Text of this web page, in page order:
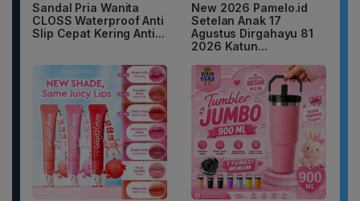
Sandal Pria Wanita
CLOSS Waterproof Anti
Slip Cepat Kering Anti...
New 2026 Pamelo.id
Setelan Anak 17
Agustus Dirgahayu 81
2026 Katun...